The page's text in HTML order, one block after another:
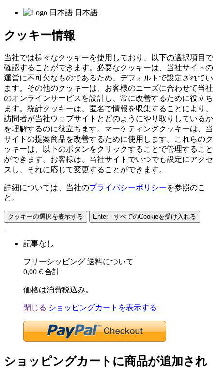
日本語
クッキー情報
当社では様々なクッキーを使用しており、以下の選択項目で
確認することができます。必要なクッキーは、当社サイトの
運営に不可欠なものであるため、デフォルトで設定されてい
ます。その他のクッキーは、お客様のニーズに合わせて当社
のオンラインサービスを設計し、常に改善するために役立ち
ます。統計クッキーは、匿名で情報を収集することにより、
訪問者が当社ウェブサイトとどのようにやり取りしているか
を理解するのに役立ちます。マーケティングクッキーは、当
サイトの提案商品を改善するために使用します。これらのク
ッキーは、以下のボタンをクリックすることで管理すること
ができます。お客様は、当社サイトでいつでも設定にアクセ
スし、それに応じて変更することができます。
詳細については、当社のプライバシーポリシーを参照のこ
と。
クッキーの選択を表示する Enter - すべてのCookieを受け入れる
記事なし
フリーシッピング 送料について
0,00 € 合計
価格は消費税込み。
閉じる ショッピングカートを表示する
ショッピングカートに商品が追加され